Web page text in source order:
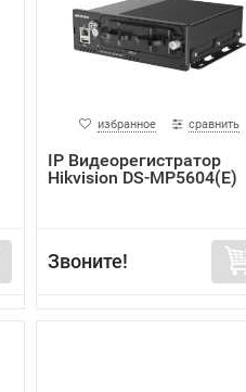
избранное сравнить
IP Видеорегистратор
Hikvision DS-MP5604(E)
Звоните!